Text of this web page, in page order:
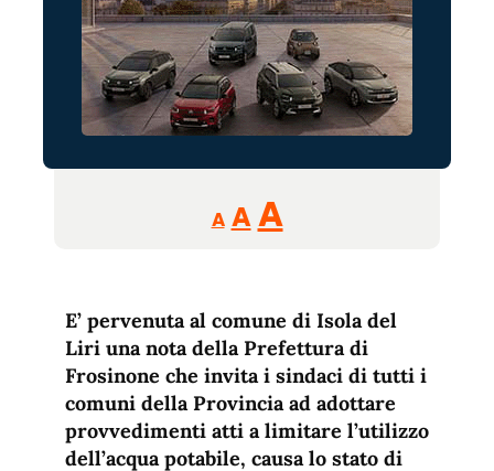
A
Reducir
tamaño
A Restablecer
fuente
AAumentar
de
fuente.
E’ pervenuta al comune di Isola del
Liri una nota della Prefettura di
Frosinone che invita i sindaci di tutti i
comuni della Provincia ad adottare
provvedimenti atti a limitare l’utilizzo
dell’acqua potabile, causa lo stato di